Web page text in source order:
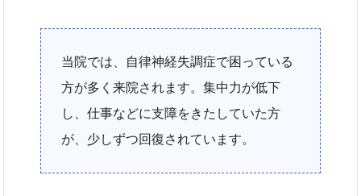
当院では、自律神経失調症で困っている
方が多く来院されます。集中力が低下
し、仕事などに支障をきたしていた方
が、少しずつ回復されています。